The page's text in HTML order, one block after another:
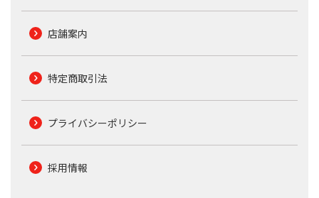
店舗案内
特定商取引法
プライバシーポリシー
採用情報